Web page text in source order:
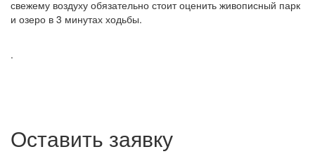
свежему воздуху обязательно стоит оценить живописный парк
и озеро в 3 минутах ходьбы.
.
Оставить заявку